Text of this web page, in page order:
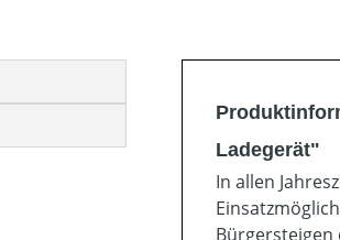
Ladegerät"
In allen
Bürgersteigen